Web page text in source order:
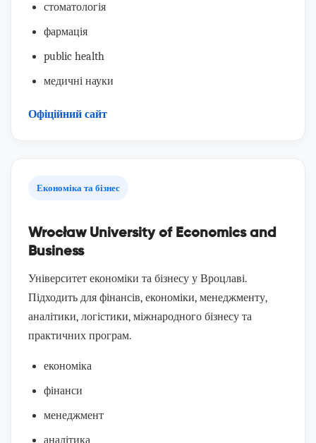
стоматологія
фармація
public health
медичні науки
Офіційний сайт
Економіка та бізнес
Wrocław University of Economics and
Business
Університет економіки та бізнесу у Вроцлаві.
Підходить для фінансів, економіки, менеджменту,
аналітики, логістики, міжнародного бізнесу та
практичних програм.
економіка
фінанси
менеджмент
аналітика